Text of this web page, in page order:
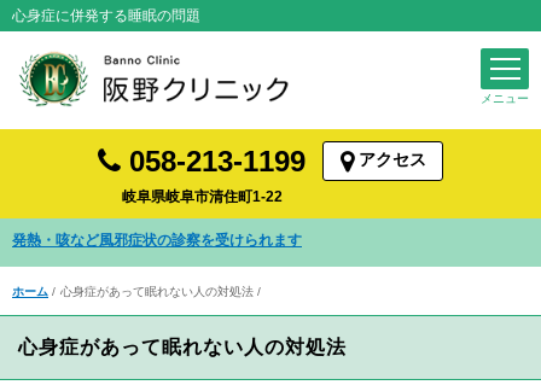
心身症に併発する睡眠の問題
058-213-1199
岐阜県岐阜市清住町1-22
アクセス
発熱・咳など風邪症状の診察を受けられます
ホーム 心身症があって眠れない人の対処法
心身症があって眠れない人の対処法